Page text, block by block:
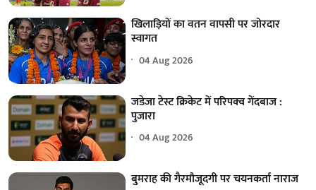
खिलाड़ियों का वतन वापसी पर जोरदार
स्वागत
04 Aug 2026
जडेजा टेस्ट क्रिकेट में परिपक्व गेंदबाज :
पुजारा
04 Aug 2026
बुमराह की गैरमौजूदगी पर चयनकर्ता नाराज